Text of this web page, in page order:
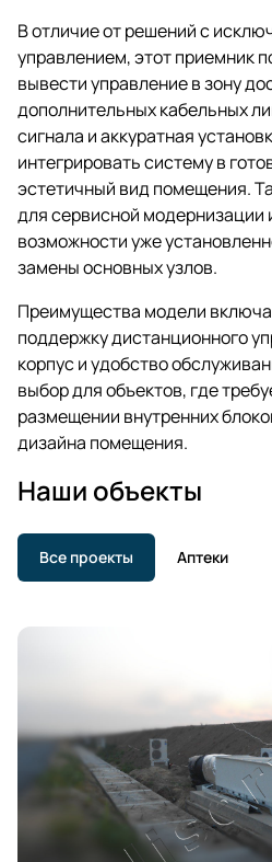
В отличие от решений с
управлением, этот приемник
вывести управление в зону
дополнительных кабельных
сигнала и аккуратная
интегрировать систему в
эстетичный вид помещения.
для сервисной модернизации
возможности уже
замены основных узлов.
Преимущества модели
поддержку дистанционного
корпус и удобство
выбор для объектов, где
размещении внутренних
дизайна помещения.
Наши объекты
Все проекты Аптеки